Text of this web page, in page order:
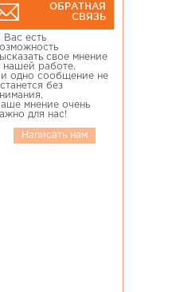
ОБРАТНАЯ
СВЯЗЬ
Вас есть
свое мнение
нашей работе.
одно сообщение не
без
мнение очень
для нас!
Написать нам